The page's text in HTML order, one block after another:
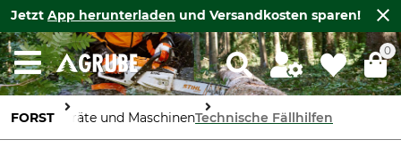
Jetzt App herunterladen und Versandkosten sparen!
0
FORST Geräte und MaschinenTechnische Fällhilfen